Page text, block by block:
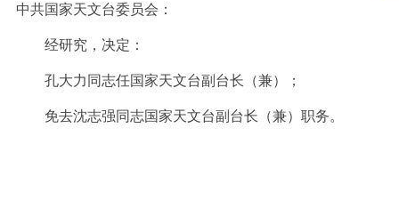
中共国家天文台委员会：
经研究，决定：
孔大力同志任国家天文台副台长（兼）；
免去沈志强同志国家天文台副台长（兼）职务。